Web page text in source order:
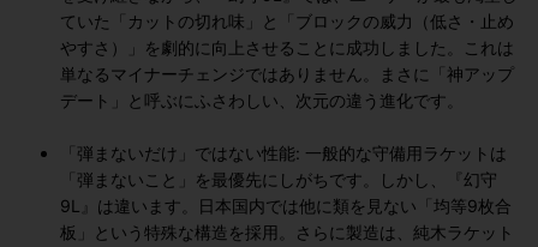
ていた「カットの切れ味」と「ブロックの威力（低さ・止め
やすさ）」を劇的に向上させることに成功しました。これは
単なるマイナーチェンジではありません。まさに「神アップ
デート」と呼ぶにふさわしい、次元の違う進化です。
「弾まないだけ」ではない性能: 一般的な守備用ラケットは
「弾まないこと」を最優先にしがちです。しかし、『幻守
9L』は違います。日本国内では他に類を見ない「均等9枚合
板」という特殊な構造を採用。さらに製造は、純木ラケット